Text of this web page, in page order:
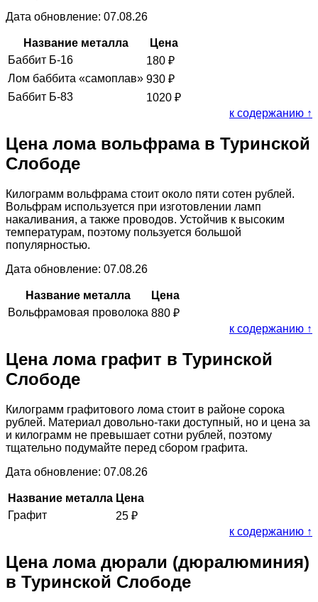
Дата обновление: 07.08.26
Название металла
Цена
Баббит Б-16
180 ₽
Лом баббита «самоплав» 930 ₽
Баббит Б-83
1020 ₽
к содержанию ↑
Цена лома вольфрама в Туринской
Слободе
Килограмм вольфрама стоит около пяти сотен рублей.
Вольфрам используется при изготовлении ламп
накаливания, а также проводов. Устойчив к высоким
температурам, поэтому пользуется большой
популярностью.
Дата обновление: 07.08.26
Название металла
Цена
Вольфрамовая проволока 880 ₽
к содержанию ↑
Цена лома графит в Туринской
Слободе
Килограмм графитового лома стоит в районе сорока
рублей. Материал довольно-таки доступный, но и цена за
и килограмм не превышает сотни рублей, поэтому
тщательно подумайте перед сбором графита.
Дата обновление: 07.08.26
Название металла Цена
Графит
25 ₽
к содержанию ↑
Цена лома дюрали (дюралюминия)
в Туринской Слободе